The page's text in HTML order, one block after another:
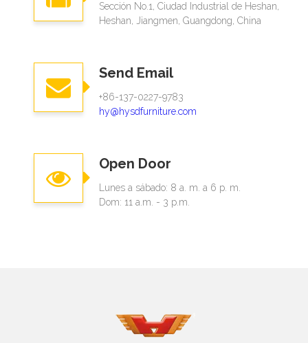
Sección No.1, Ciudad Industrial de Heshan,
Heshan, Jiangmen, Guangdong, China
Send Email
+86-137-0227-9783
hy@hysdfurniture.com
Open Door
Lunes a sábado: 8 a. m. a 6 p. m.
Dom: 11 a.m. - 3 p.m.